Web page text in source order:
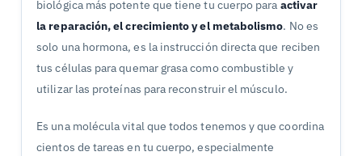
biológica más potente que tiene tu cuerpo para activar
la reparación, el crecimiento y el metabolismo. No es
solo una hormona, es la instrucción directa que reciben
tus células para quemar grasa como combustible y
utilizar las proteínas para reconstruir el músculo.
Es una molécula vital que todos tenemos y que coordina
cientos de tareas en tu cuerpo, especialmente